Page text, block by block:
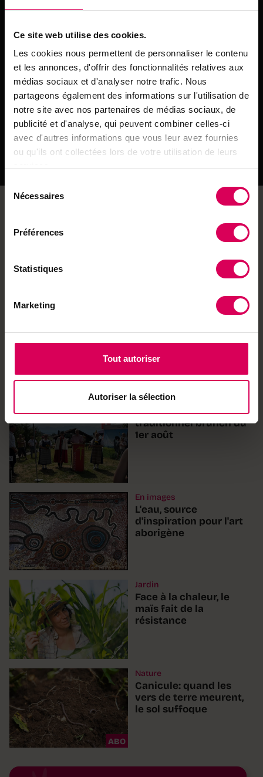
Ce site web utilise des cookies.
Les cookies nous permettent de personnaliser le contenu
et les annonces, d'offrir des fonctionnalités relatives aux
médias sociaux et d'analyser notre trafic. Nous
partageons également des informations sur l'utilisation de
notre site avec nos partenaires de médias sociaux, de
publicité et d'analyse, qui peuvent combiner celles-ci
avec d'autres informations que vous leur avez fournies
ou qu'ils ont collectées lors de votre utilisation de leurs
Sélection
Nécessaires
Préférences
Statistiques
Marketing
Tout autoriser
Autoriser la sélection
fond d’un moule préalablement beurré. Découper les
entre les tomates.
3) Dans un saladier, mélanger le lait avec les œufs, la
farine le sbrinz ou le parmesan. Ajouter les feuilles
d’origan. Saler et poivrer.
4) Verser le mélange sur les tomates et la mozzarella.
Faire cuire dans le bas du four préchauffé à 180°C
pendant 30 à 35 min.
À lire aussi
Agriculture
Succès pour le
traditionnel brunch du
1er août
En images
L'eau, source
d'inspiration pour l'art
aborigène
Jardin
Face à la chaleur, le
maïs fait de la
résistance
ABO
Nature
Canicule: quand les
vers de terre meurent,
le sol suffoque